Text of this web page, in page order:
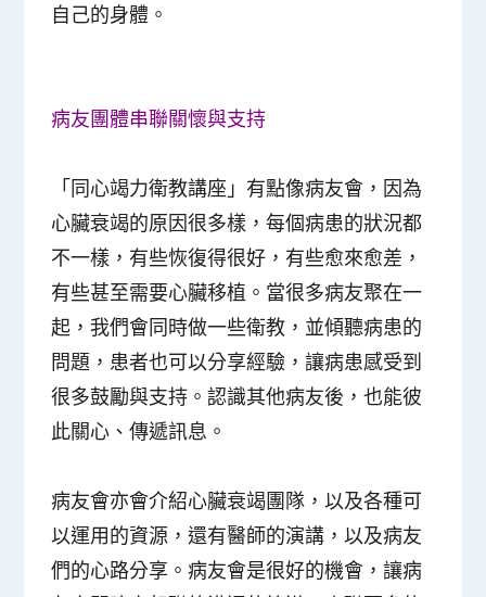
自己的身體。
病友團體串聯關懷與支持
「同心竭力衛教講座」有點像病友會，因為
心臟衰竭的原因很多樣，每個病患的狀況都
不一樣，有些恢復得很好，有些愈來愈差，
有些甚至需要心臟移植。當很多病友聚在一
起，我們會同時做一些衛教，並傾聽病患的
問題，患者也可以分享經驗，讓病患感受到
很多鼓勵與支持。認識其他病友後，也能彼
此關心、傳遞訊息。
病友會亦會介紹心臟衰竭團隊，以及各種可
以運用的資源，還有醫師的演講，以及病友
們的心路分享。病友會是很好的機會，讓病